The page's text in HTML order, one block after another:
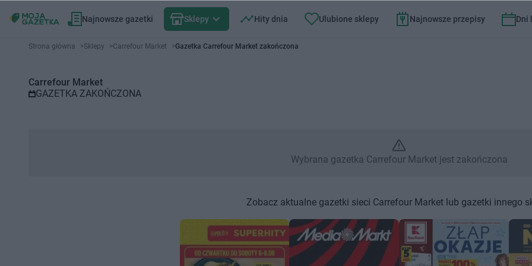
Najnowsze gazetki Sklepy Hity dnia Ulubione sklepy Najnowsze przepisy Dni
Gazetka promocyjna Carrefour Market – Wybrana gazetka
Strona główna >Sklepy >Carrefour Market >Gazetka Carrefour Market zakończona
Carrefour Market
GAZETKA ZAKOŃCZONA
Wybrana gazetka Carrefour Market jest zakończona
Zobacz aktualne gazetki sieci Carrefour Market lub gazetki innego